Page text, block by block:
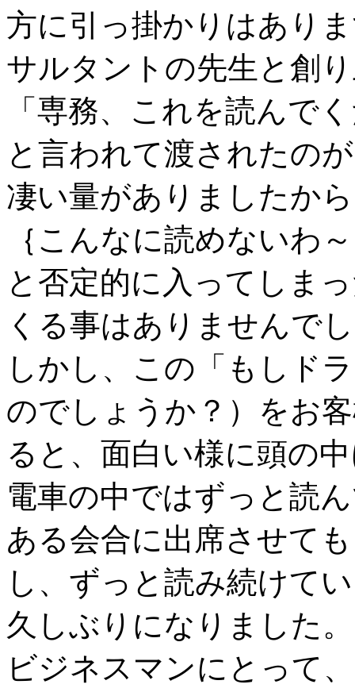
方に引っ掛かりはあり
サルタントの先生と創
「専務、これを読んで
と言われて渡されたの
凄い量がありましたか
｛こんなに読めないわ
と否定的に入ってしま
くる事はありませんで
しかし、この「もしド
のでしょうか？）をお
ると、面白い様に頭の
電車の中ではずっと読
ある会合に出席させて
し、ずっと読み続けて
久しぶりになりました。
ビジネスマンにとって